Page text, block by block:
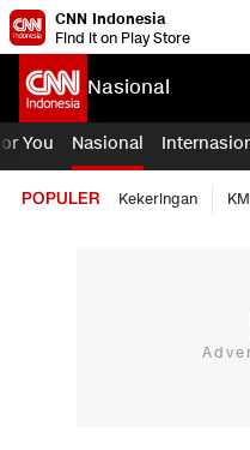
CNN Indonesia
Find it on Play Store
Nasional
You Nasional
POPULER Kekeringan